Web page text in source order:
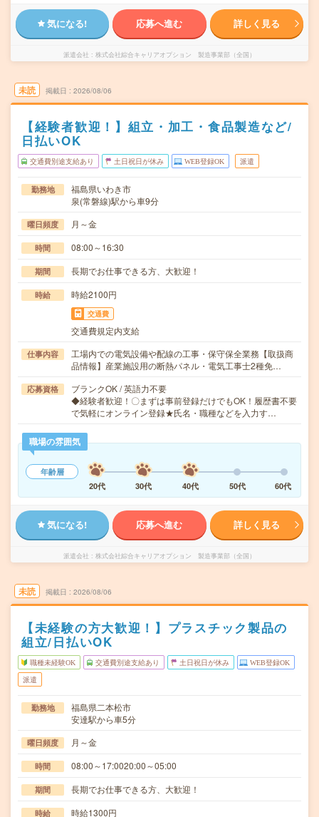
気になる! 応募へ進む 詳しく見る
派遣会社 株式会社綜合キャリアオプション 製造事業部（全国）
未読 掲載日 2026/08/06
【経験者歓迎！】組立・加工・食品製造など/
日払いOK
交通費別途支給あり 土日祝日が休み WEB登録OK 派遣
勤務地
福島県いわき市
泉(常磐線)駅から車9分
曜日頻度 月～金
時間 08:00～16:30
期間 長期でお仕事できる方、大歓迎！
時給 時給2100円
交通費
交通費規定内支給
仕事内容
工場内での電気設備や配線の工事・保守保全業務【取扱商
品情報】産業施設用の断熱パネル・電気工事士2種免…
応募資格
ブランクOK / 英語力不要
◆経験者歓迎！〇まずは事前登録だけでもOK！履歴書不要
で気軽にオンライン登録★氏名・職種などを入力す…
職場の雰囲気
年齢層
20代
30代 40代 50代 60代
気になる! 応募へ進む 詳しく見る
派遣会社 株式会社綜合キャリアオプション 製造事業部（全国）
未読 掲載日 2026/08/06
【未経験の方大歓迎！】プラスチック製品の
組立/日払いOK
職種未経験OK 交通費別途支給あり 土日祝日が休み WEB登録OK
派遣
勤務地
福島県二本松市
安達駅から車5分
曜日頻度 月～金
時間 08:00～17:0020:00～05:00
期間 長期でお仕事できる方、大歓迎！
時給 時給1300円